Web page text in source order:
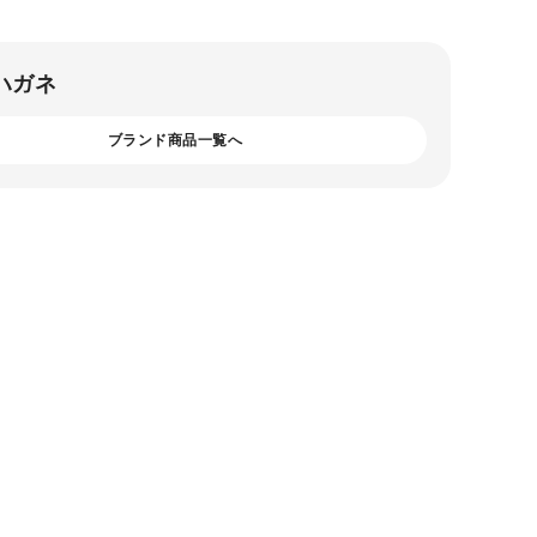
ガネ
ブランド商品一覧へ